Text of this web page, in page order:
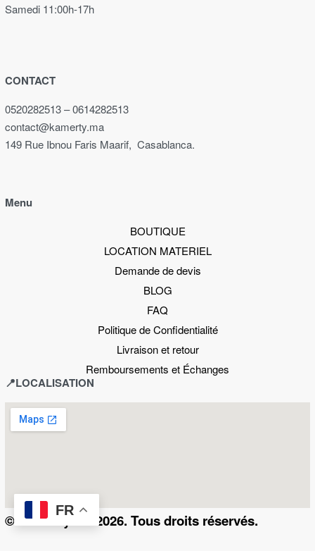
Samedi 11:00h-17h
CONTACT
0520282513 – 0614282513
contact@kamerty.ma
149 Rue Ibnou Faris Maarif, Casablanca.
Menu
BOUTIQUE
LOCATION MATERIEL
Demande de devis
BLOG
FAQ
Politique de Confidentialité
Livraison et retour
Remboursements et Échanges
📍LOCALISATION
© Kamerty.ma 2026. Tous droits réservés.
FR